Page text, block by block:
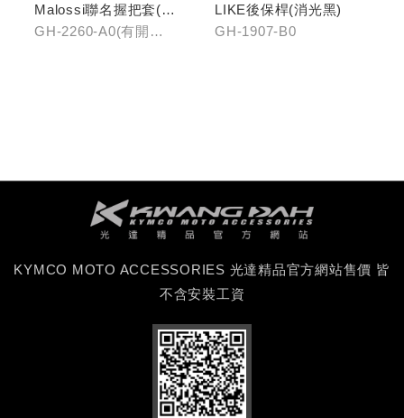
Malossi聯名握把套(有
開口)/(無開口)
GH-2260-A0(有開
LIKE後保桿(消光黑)
GH-1907-B0
KYMCO MOTO ACCESSORIES 光達精品官方網站售價 皆
不含安裝工資